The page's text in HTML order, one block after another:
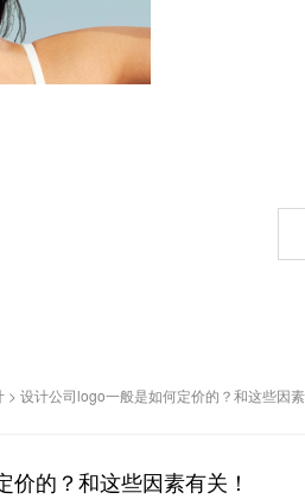
> 设计公司logo一般是如何定价的？和这些因素
的？和这些因素有关！